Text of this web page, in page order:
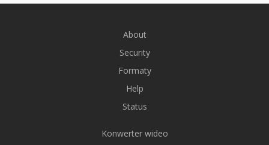
About
Security
Formaty
Help
Status
Konwerter wideo